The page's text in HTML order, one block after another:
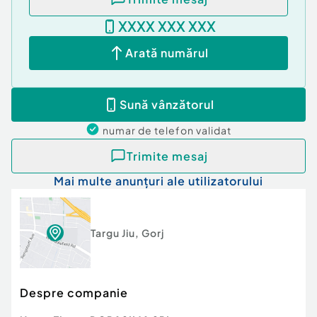
XXXX XXX XXX
Arată numărul
Sună vânzătorul
numar de telefon validat
Trimite mesaj
Mai multe anunțuri ale utilizatorului
Targu Jiu, Gorj
Despre companie